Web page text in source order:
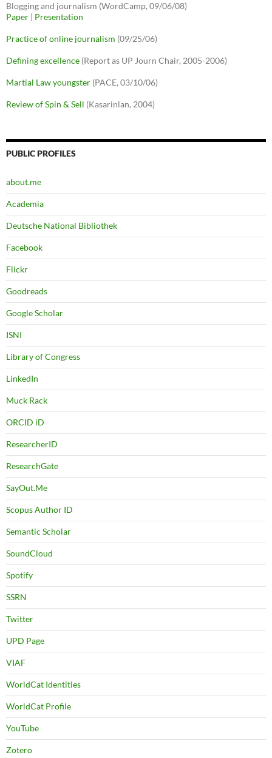
Blogging and journalism (WordCamp, 09/06/08)
Paper | Presentation
Practice of online journalism (09/25/06)
Defining excellence (Report as UP Journ Chair, 2005-2006)
Martial Law youngster (PACE, 03/10/06)
Review of Spin & Sell (Kasarinlan, 2004)
PUBLIC PROFILES
about.me
Academia
Deutsche National Bibliothek
Facebook
Flickr
Goodreads
Google Scholar
ISNI
Library of Congress
LinkedIn
Muck Rack
ORCID iD
ResearcherID
ResearchGate
SayOut.Me
Scopus Author ID
Semantic Scholar
SoundCloud
Spotify
SSRN
Twitter
UPD Page
VIAF
WorldCat Identities
WorldCat Profile
YouTube
Zotero